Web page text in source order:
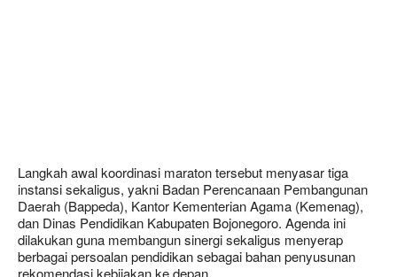
Langkah awal koordinasi maraton tersebut menyasar tiga
instansi sekaligus, yakni Badan Perencanaan Pembangunan
Daerah (Bappeda), Kantor Kementerian Agama (Kemenag),
dan Dinas Pendidikan Kabupaten Bojonegoro. Agenda ini
dilakukan guna membangun sinergi sekaligus menyerap
berbagai persoalan pendidikan sebagai bahan penyusunan
rekomendasi kebijakan ke depan.